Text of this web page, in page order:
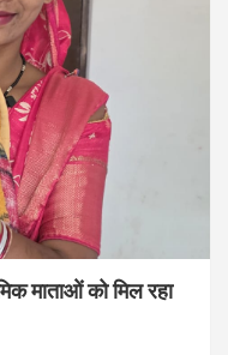
माताओं को मिल रहा